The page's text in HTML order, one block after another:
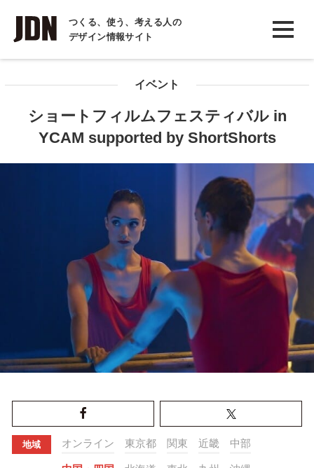
つくる、使う、考える人の
デザイン情報サイト
INTERVIEW
インタビュー
COLUMN
イベント
ショートフィルムフェスティバル in
YCAM supported by ShortShorts
地域 オンライン 東京都 関東 近畿 中部